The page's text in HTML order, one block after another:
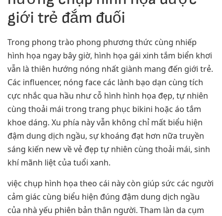
giới trẻ đắm đuối
Trong phong trào phong phương thức cùng nhiếp
hình họa ngay bây giờ, hình họa gái xinh tắm biển khơi
vẫn là thiên hướng nóng nhất giành mang đến giới trẻ.
Các influencer, nóng face các lành bạo dạn cùng tích
cực nhắc qua hầu như cỗ hình hình họa đẹp, tự nhiên
cùng thoải mái trong trang phục bikini hoặc áo tắm
khoe dáng. Xu phía này vẫn không chỉ mất biểu hiện
đậm dung dịch ngầu, sự khoáng đạt hơn nữa truyền
sáng kiến new về vẻ đẹp tự nhiên cùng thoải mái, sinh
khí mãnh liệt của tuổi xanh.
việc chụp hình họa theo cái này còn giúp sức các người
cảm giác cùng biểu hiện đúng đậm dung dịch ngầu
của nhà yếu phiên bản thân người. Tham làn da cụm